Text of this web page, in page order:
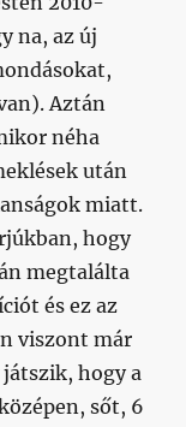
na, az új
Aztán
néha
után
miatt.
hogy
megtalálta
és ez az
viszont már
hogy a
sőt, 6